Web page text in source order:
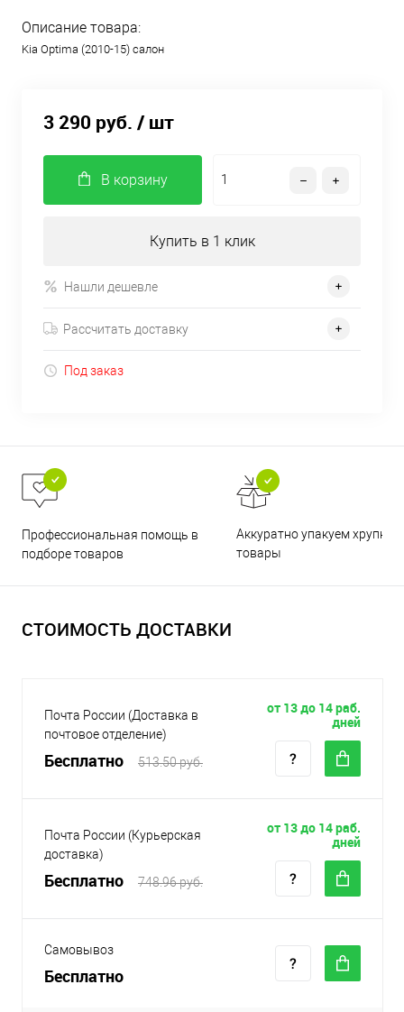
Описание товара:
Kia Optima (2010-15) салон
3 290 руб. / шт
В корзину
Купить в 1 клик
Нашли дешевле
Рассчитать доставку
Под заказ
Профессиональная помощь в
подборе товаров
Аккуратно упакуем хрупкие
товары
СТОИМОСТЬ ДОСТАВКИ
Почта России (Доставка в
почтовое отделение)
Бесплатно 513.50 руб.
от 13 до 14 раб.
дней
Почта России (Курьерская
доставка)
Бесплатно 748.96 руб.
от 13 до 14 раб.
дней
Самовывоз
Бесплатно